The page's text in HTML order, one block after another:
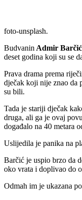
foto-unsplash.
Budvanin Admir Barčić
deset godina koji su se
Prava drama prema
dječak koji nije znao da
su bili.
Tada je stariji dječak
druga, ali ga je ovaj
događalo na 40 metara
Uslijedila je panika na
Barčić je uspio brzo da
oko vrata i doplivao do
Odmah im je ukazana